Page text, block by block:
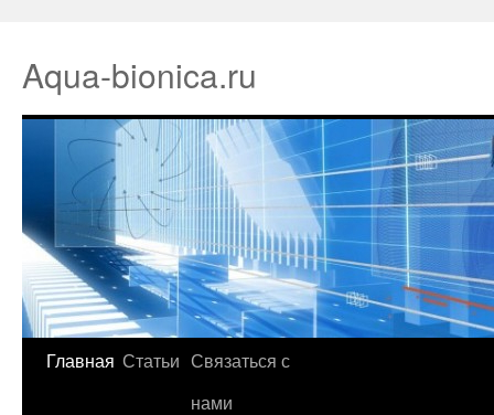
Aqua-bionica.ru
Главная Статьи Связаться с
нами